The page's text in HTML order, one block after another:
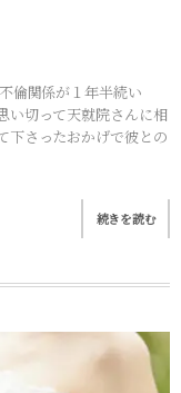
倫関係が１年半続い
い切って天就院さんに相
下さったおかげで彼との
続きを読む